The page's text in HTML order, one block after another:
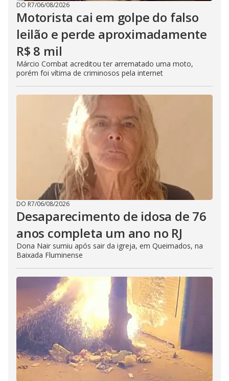
DO R7/06/08/2026
Motorista cai em golpe do falso
leilão e perde aproximadamente
R$ 8 mil
Márcio Combat acreditou ter arrematado uma moto,
porém foi vítima de criminosos pela internet
DO R7/06/08/2026
Desaparecimento de idosa de 76
anos completa um ano no RJ
Dona Nair sumiu após sair da igreja, em Queimados, na
Baixada Fluminense